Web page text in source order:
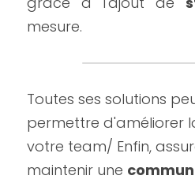
mesure.
Toutes ses solutions
permettre d'améliorer
votre team/ Enfin,
maintenir une